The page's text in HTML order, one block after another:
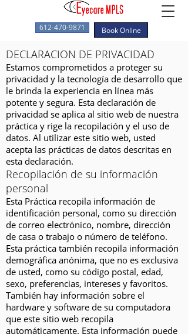
612-470-9871 Book Online
DECLARACION DE PRIVACIDAD
Estamos comprometidos a proteger su
privacidad y la tecnología de desarrollo que
le brinda la experiencia en línea más
potente y segura. Esta declaración de
privacidad se aplica al sitio web de nuestra
práctica y rige la recopilación y el uso de
datos. Al utilizar este sitio web, usted
acepta las prácticas de datos descritas en
esta declaración.
Recopilación de su información
personal
Esta Práctica recopila información de
identificación personal, como su dirección
de correo electrónico, nombre, dirección
de casa o trabajo o número de teléfono.
Esta práctica también recopila información
demográfica anónima, que no es exclusiva
de usted, como su código postal, edad,
sexo, preferencias, intereses y favoritos.
También hay información sobre el
hardware y software de su computadora
que este sitio web recopila
automáticamente. Esta información puede